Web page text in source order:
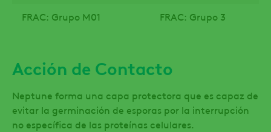
FRAC: Grupo M01
FRAC: Grupo 3
Acción de Contacto
Neptune forma una capa protectora que es capaz de
evitar la germinación de esporas por la interrupción
no específica de las proteínas celulares.